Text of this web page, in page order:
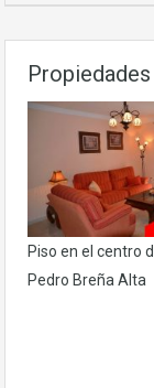
Piso en el centro
Pedro Breña Alta